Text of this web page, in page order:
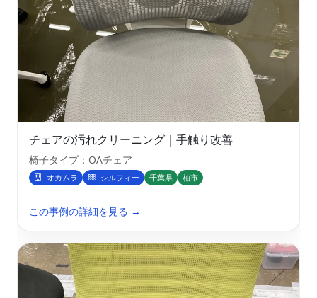
チェアの汚れクリーニング｜手触り改善
椅子タイプ：OAチェア
オカムラ シルフィー 千葉県 柏市
この事例の詳細を見る →